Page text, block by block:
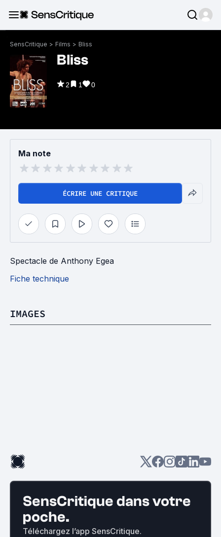
SensCritique > Films > Bliss
Bliss
2 1 0
Ma note
ÉCRIRE UNE CRITIQUE
Spectacle de Anthony Egea
Fiche technique
IMAGES
SensCritique dans votre
poche.
Téléchargez l’app SensCritique.